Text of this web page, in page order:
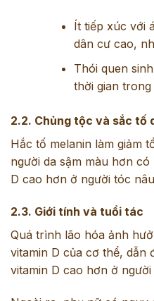
Ít tiếp xúc với
dân cư cao,
Thói quen
thời gian trong
2.2. Chủng tộc và sắc tố
Hắc tố melanin làm giảm
người da sậm màu hơn
D cao hơn ở người tóc
2.3. Giới tính và tuổi tác
Quá trình lão hóa ảnh
vitamin D của cơ thể, dẫn
vitamin D cao hơn ở người